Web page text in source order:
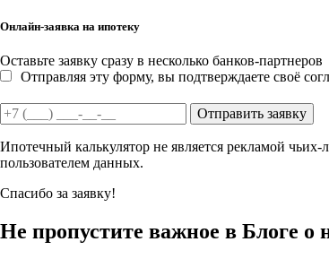
Онлайн-заявка на ипотеку
Оставьте заявку сразу в несколько банков-партнеров
Отправляя эту форму, вы подтверждаете своё
Отправить заявку
Ипотечный калькулятор не является рекламой
пользователем данных.
Спасибо за заявку!
Не пропустите важное в Блоге о